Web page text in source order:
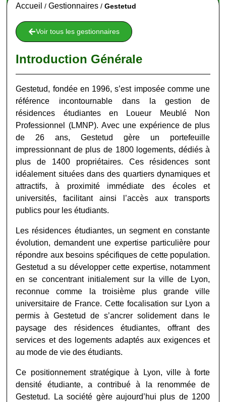
Accueil /Gestionnaires /Gestetud
Voir tous les gestionnaires
Introduction Générale
Gestetud, fondée en 1996, s’est imposée comme une
référence incontournable dans la gestion de
résidences étudiantes en Loueur Meublé Non
Professionnel (LMNP). Avec une expérience de plus
de 26 ans, Gestetud gère un portefeuille
impressionnant de plus de 1800 logements, dédiés à
plus de 1400 propriétaires. Ces résidences sont
idéalement situées dans des quartiers dynamiques et
attractifs, à proximité immédiate des écoles et
universités, facilitant ainsi l’accès aux transports
publics pour les étudiants.
Les résidences étudiantes, un segment en constante
évolution, demandent une expertise particulière pour
répondre aux besoins spécifiques de cette population.
Gestetud a su développer cette expertise, notamment
en se concentrant initialement sur la ville de Lyon,
reconnue comme la troisième plus grande ville
universitaire de France. Cette focalisation sur Lyon a
permis à Gestetud de s’ancrer solidement dans le
paysage des résidences étudiantes, offrant des
services et des logements adaptés aux exigences et
au mode de vie des étudiants.
Ce positionnement stratégique à Lyon, ville à forte
densité étudiante, a contribué à la renommée de
Gestetud. La société gère aujourd’hui plus de 1200